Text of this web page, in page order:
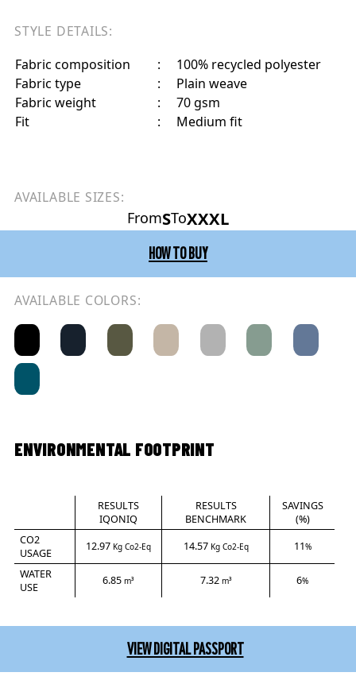
STYLE DETAILS:
Fabric composition
:
100% recycled polyester
Fabric type
:
Plain weave
Fabric weight
:
70 gsm
Fit
: Medium fit
AVAILABLE SIZES:
FromSToXXXL
HOW TO BUY
AVAILABLE COLORS:
ENVIRONMENTAL FOOTPRINT
RESULTS
IQONIQ
RESULTS
BENCHMARK
SAVINGS
(%)
CO2
USAGE
12.97 Kg Co2-Eq 14.57 Kg Co2-Eq 11%
WATER
USE
6.85 m³ 7.32 m³ 6%
VIEW DIGITAL PASSPORT